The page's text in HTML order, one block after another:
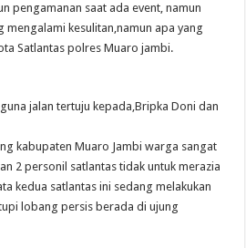
pengamanan saat ada event, namun
kesulitan,namun apa yang
Satlantas polres Muaro jambi.
jalan tertuju kepada,Bripka Doni dan
kabupaten Muaro Jambi warga sangat
2 personil satlantas tidak untuk merazia
kedua satlantas ini sedang melakukan
lobang persis berada di ujung